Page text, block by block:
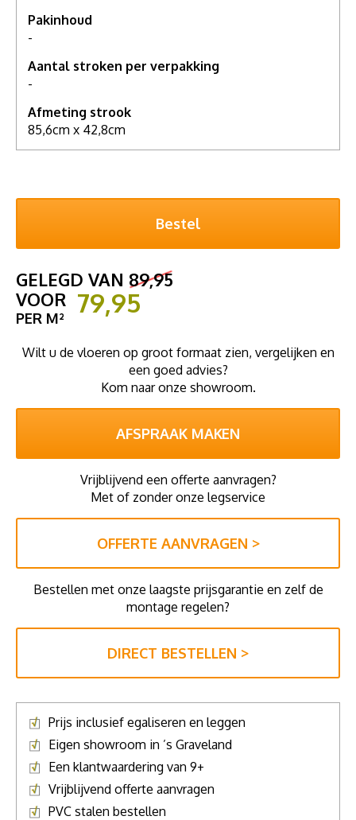
Pakinhoud
-
Aantal stroken per verpakking
-
Afmeting strook
85,6cm x 42,8cm
GELEGD VAN 89,95
VOOR 79,95
PER M²
Wilt u de vloeren op groot formaat zien, vergelijken en
een goed advies?
Kom naar onze showroom.
AFSPRAAK MAKEN
Vrijblijvend een offerte aanvragen?
Met of zonder onze legservice
OFFERTE AANVRAGEN >
Bestellen met onze laagste prijsgarantie en zelf de
montage regelen?
DIRECT BESTELLEN >
Prijs inclusief egaliseren en leggen
Eigen showroom in ’s Graveland
Een klantwaardering van 9+
Vrijblijvend offerte aanvragen
PVC stalen bestellen